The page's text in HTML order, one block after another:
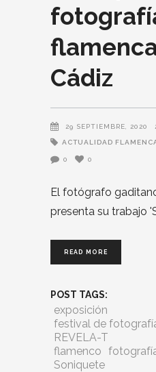
Cádiz
29 SEPTIEMBRE, 2020
ACTUALIDAD
0 0
El fotógrafo
presenta su trabajo
READ MORE
POST TAGS:
exposición
festival de
REVELA-T
flamenco
Soniquete